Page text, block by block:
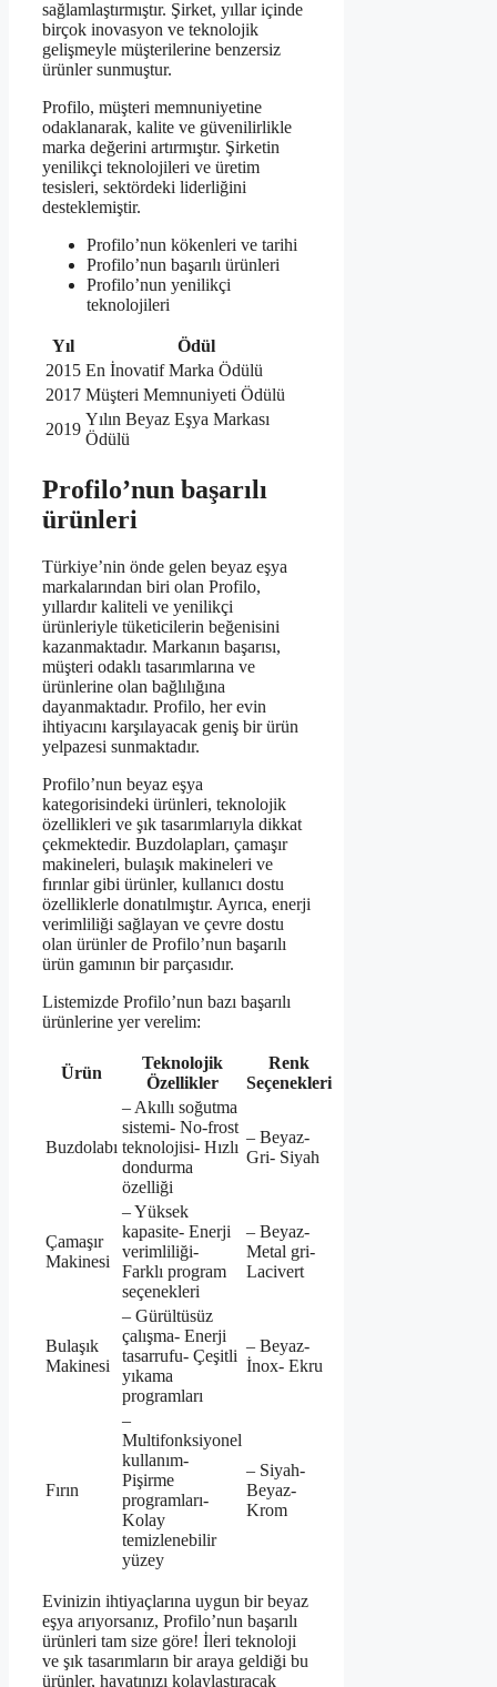
sağlamlaştırmıştır. Şirket, yıllar içinde
birçok inovasyon ve teknolojik
gelişmeyle müşterilerine benzersiz
ürünler sunmuştur.
Profilo, müşteri memnuniyetine
odaklanarak, kalite ve güvenilirlikle
marka değerini artırmıştır. Şirketin
yenilikçi teknolojileri ve üretim
tesisleri, sektördeki liderliğini
desteklemiştir.
Profilo’nun kökenleri ve tarihi
Profilo’nun başarılı ürünleri
Profilo’nun yenilikçi
teknolojileri
Yıl
Ödül
2015 En İnovatif Marka Ödülü
2017 Müşteri Memnuniyeti Ödülü
2019
Yılın Beyaz Eşya Markası
Ödülü
Profilo’nun başarılı
ürünleri
Türkiye’nin önde gelen beyaz eşya
markalarından biri olan Profilo,
yıllardır kaliteli ve yenilikçi
ürünleriyle tüketicilerin beğenisini
kazanmaktadır. Markanın başarısı,
müşteri odaklı tasarımlarına ve
ürünlerine olan bağlılığına
dayanmaktadır. Profilo, her evin
ihtiyacını karşılayacak geniş bir ürün
yelpazesi sunmaktadır.
Profilo’nun beyaz eşya
kategorisindeki ürünleri, teknolojik
özellikleri ve şık tasarımlarıyla dikkat
çekmektedir. Buzdolapları, çamaşır
makineleri, bulaşık makineleri ve
fırınlar gibi ürünler, kullanıcı dostu
özelliklerle donatılmıştır. Ayrıca, enerji
verimliliği sağlayan ve çevre dostu
olan ürünler de Profilo’nun başarılı
ürün gamının bir parçasıdır.
Listemizde Profilo’nun bazı başarılı
ürünlerine yer verelim:
Ürün
Teknolojik
Özellikler
Renk
Seçenekleri
Buzdolabı
– Akıllı soğutma
sistemi- No-frost
teknolojisi- Hızlı
dondurma
özelliği
– Beyaz-
Gri- Siyah
Çamaşır
Makinesi
– Yüksek
kapasite- Enerji
verimliliği-
Farklı program
seçenekleri
– Beyaz-
Metal gri-
Lacivert
Bulaşık
Makinesi
– Gürültüsüz
çalışma- Enerji
tasarrufu- Çeşitli
yıkama
programları
– Beyaz-
İnox- Ekru
Fırın
–
Multifonksiyonel
kullanım-
Pişirme
programları-
Kolay
temizlenebilir
yüzey
– Siyah-
Beyaz-
Krom
Evinizin ihtiyaçlarına uygun bir beyaz
eşya arıyorsanız, Profilo’nun başarılı
ürünleri tam size göre! İleri teknoloji
ve şık tasarımların bir araya geldiği bu
ürünler, hayatınızı kolaylaştıracak